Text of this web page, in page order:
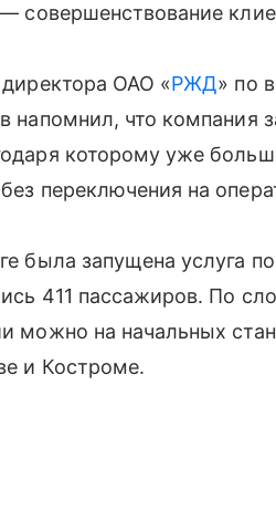
совершенствование
директора ОАО «РЖД» по
напомнил, что компания
которому уже
переключения на
была запущена услуга
411 пассажиров. По
можно на начальных
и Костроме.